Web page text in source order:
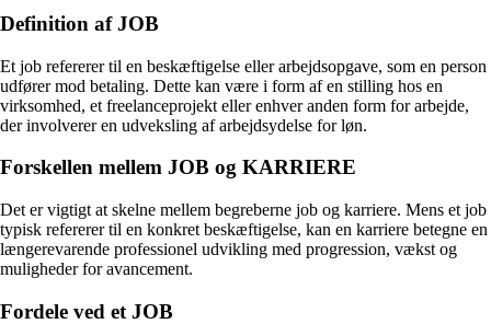
Definition af JOB
Et job refererer til en beskæftigelse eller arbejdsopgave, som en person
udfører mod betaling. Dette kan være i form af en stilling hos en
virksomhed, et freelanceprojekt eller enhver anden form for arbejde,
der involverer en udveksling af arbejdsydelse for løn.
Forskellen mellem JOB og KARRIERE
Det er vigtigt at skelne mellem begreberne job og karriere. Mens et job
typisk refererer til en konkret beskæftigelse, kan en karriere betegne en
længerevarende professionel udvikling med progression, vækst og
muligheder for avancement.
Fordele ved et JOB